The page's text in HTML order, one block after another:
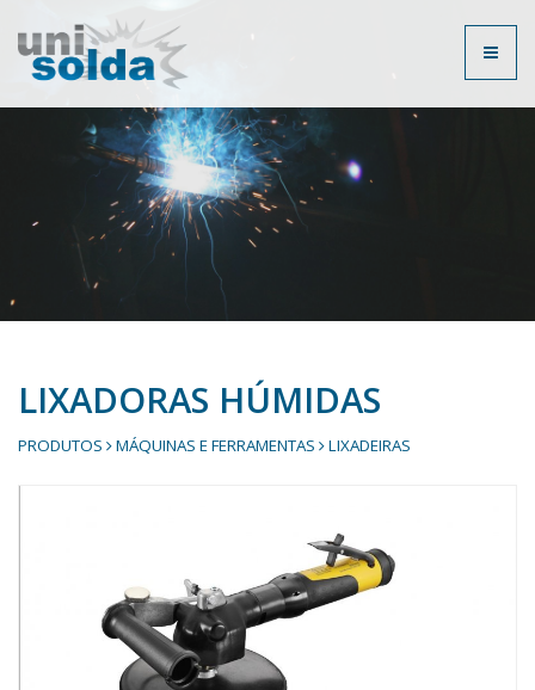
Toggle
LIXADORAS HÚMIDAS
PRODUTOS MÁQUINAS E FERRAMENTAS LIXADEIRAS